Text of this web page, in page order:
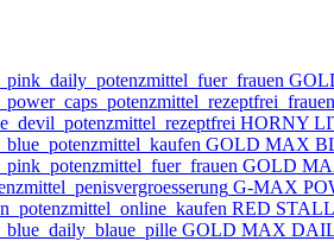
HORNY
GOLD MAX
GOLD
G-MAX
RED
GOLD MAX